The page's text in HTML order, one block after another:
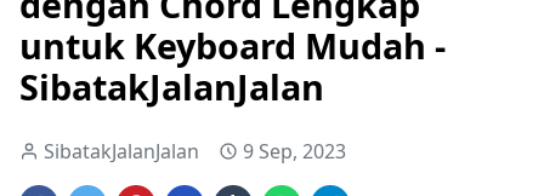
untuk Keyboard Mudah -
SibatakJalanJalan
SibatakJalanJalan 9 Sep, 2023